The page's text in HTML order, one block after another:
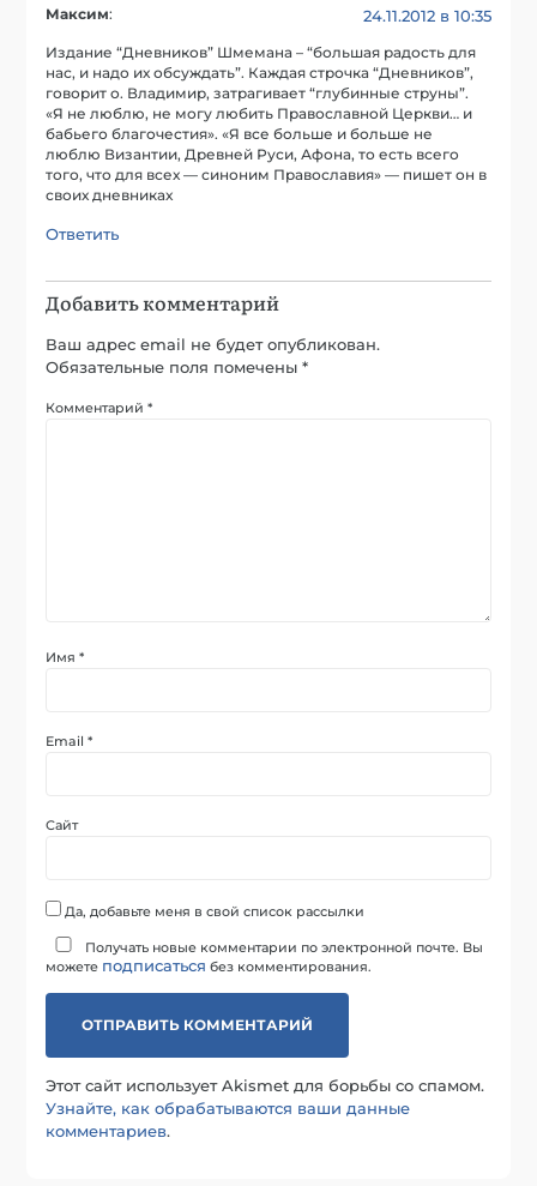
Максим: 24.11.2012 в 10:35
Издание “Дневников” Шмемана – “большая радость для
нас, и надо их обсуждать”. Каждая строчка “Дневников”,
говорит о. Владимир, затрагивает “глубинные струны”.
«Я не люблю, не могу любить Православной Церкви… и
бабьего благочестия». «Я все больше и больше не
люблю Византии, Древней Руси, Афона, то есть всего
того, что для всех — синоним Православия» — пишет он в
своих дневниках
Ответить
Добавить комментарий
Ваш адрес email не будет опубликован.
Обязательные поля помечены*
Комментарий*
Имя*
Email*
Сайт
Да, добавьте меня в свой список рассылки
Получать новые комментарии по электронной почте. Вы
можете подписаться без комментирования.
Этот сайт использует Akismet для борьбы со спамом.
Узнайте, как обрабатываются ваши данные
комментариев.